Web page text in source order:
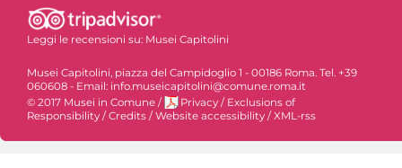
Leggi le recensioni su: Musei Capitolini
Musei Capitolini, piazza del Campidoglio 1 - 00186 Roma. Tel. +39
060608 - Email: info.museicapitolini@comune.roma.it
© 2017 Musei in Comune / Privacy / Exclusions of
Responsibility /Credits /Website accessibility /XML-rss